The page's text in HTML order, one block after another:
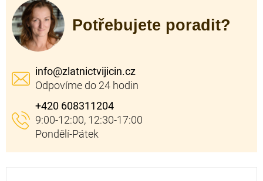
Potřebujete poradit?
info@zlatnictvijicin.cz
+420 608311204